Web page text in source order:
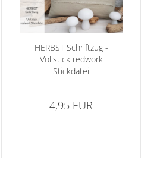
HERBST Schriftzug -
Vollstick redwork
Stickdatei
4,95 EUR